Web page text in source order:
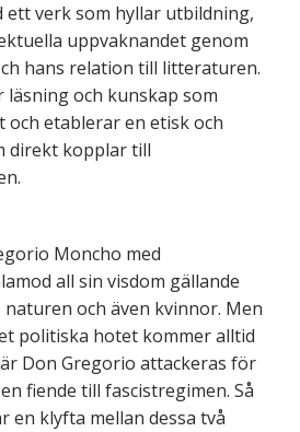
ett verk som hyllar utbildning,
uppvaknandet genom
hans relation till litteraturen.
läsning och kunskap som
och etablerar en etisk och
direkt kopplar till
Moncho med
all sin visdom gällande
och även kvinnor. Men
politiska hotet kommer alltid
Don Gregorio attackeras för
fiende till fascistregimen. Så
en klyfta mellan dessa två